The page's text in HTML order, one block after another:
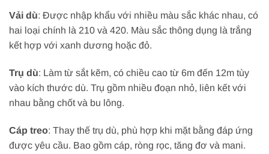
Vải dù: Được nhập khẩu với nhiều màu sắc khác nhau, có
hai loại chính là 210 và 420. Màu sắc thông dụng là trắng
kết hợp với xanh dương hoặc đỏ.
Trụ dù: Làm từ sắt kẽm, có chiều cao từ 6m đến 12m tùy
vào kích thước dù. Trụ gồm nhiều đoạn nhỏ, liên kết với
nhau bằng chốt và bu lông.
Cáp treo: Thay thế trụ dù, phù hợp khi mặt bằng đáp ứng
được yêu cầu. Bao gồm cáp, ròng rọc, tăng đơ và mani.